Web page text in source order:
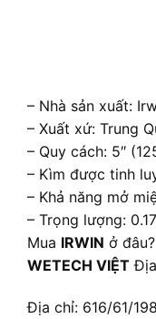
– Nhà sản xuất:
– Xuất xứ: Trung
– Quy cách: 5″
– Kìm được tinh
– Khả năng mở
– Trọng lượng:
Mua IRWIN ở đâu?
WETECH VIỆT
Địa chỉ: 616/61/